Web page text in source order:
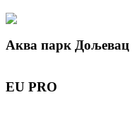
Аква парк Дољевац
EU PRO